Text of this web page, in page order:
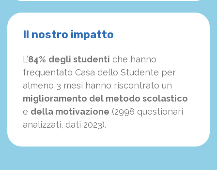
Il nostro impatto
L’84% degli studenti che hanno
frequentato Casa dello Studente per
almeno 3 mesi hanno riscontrato un
miglioramento del metodo scolastico
e della motivazione (2998 questionari
analizzati, dati 2023).